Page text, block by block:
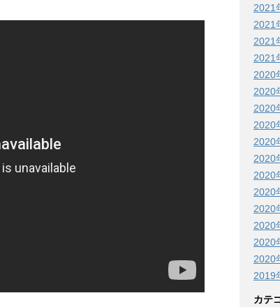
2021
2021
2021
2021
2020
2020
2020
2020
2020
2020
2020
2020
2020
2020
2020
2020
2019
カテ